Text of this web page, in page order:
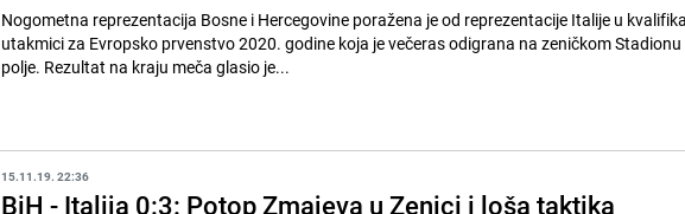
Nogometna reprezentacija Bosne i Hercegovine poražena je od reprezentacije Italije u
utakmici za Evropsko prvenstvo 2020. godine koja je večeras odigrana na zeničkom Stadionu
polje. Rezultat na kraju meča glasio je...
15.11.19. 22:36
BiH - Italija 0:3: Potop Zmajeva u Zenici i loša taktika